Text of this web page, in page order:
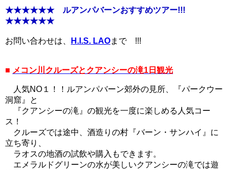
★★★★★★ ルアンパバーンおすすめツアー!!!
★★★★★★
お問い合わせは、 H.I.S. LAOまで !!!
■ メコン川クルーズとクアンシーの滝1日観光
人気NO１！！ルアンパバーン郊外の見所、『パークウー
洞窟』と
『クアンシーの滝』の観光を一度に楽しめる人気コー
ス！
クルーズでは途中、酒造りの村『バーン・サンハイ』に
立ち寄り、
ラオスの地酒の試飲や購入もできます。
エメラルドグリーンの水が美しいクアンシーの滝では遊